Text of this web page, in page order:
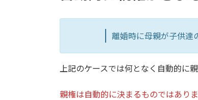
離婚時に母親が子供達
上記のケースでは何となく自動的に
親権は自動的に決まるものではありま